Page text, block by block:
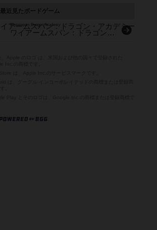
最近見たボードゲーム
Wyrmspan: Dragon Academy
ワイアームスパン：ドラゴン・アカデミー（拡張）